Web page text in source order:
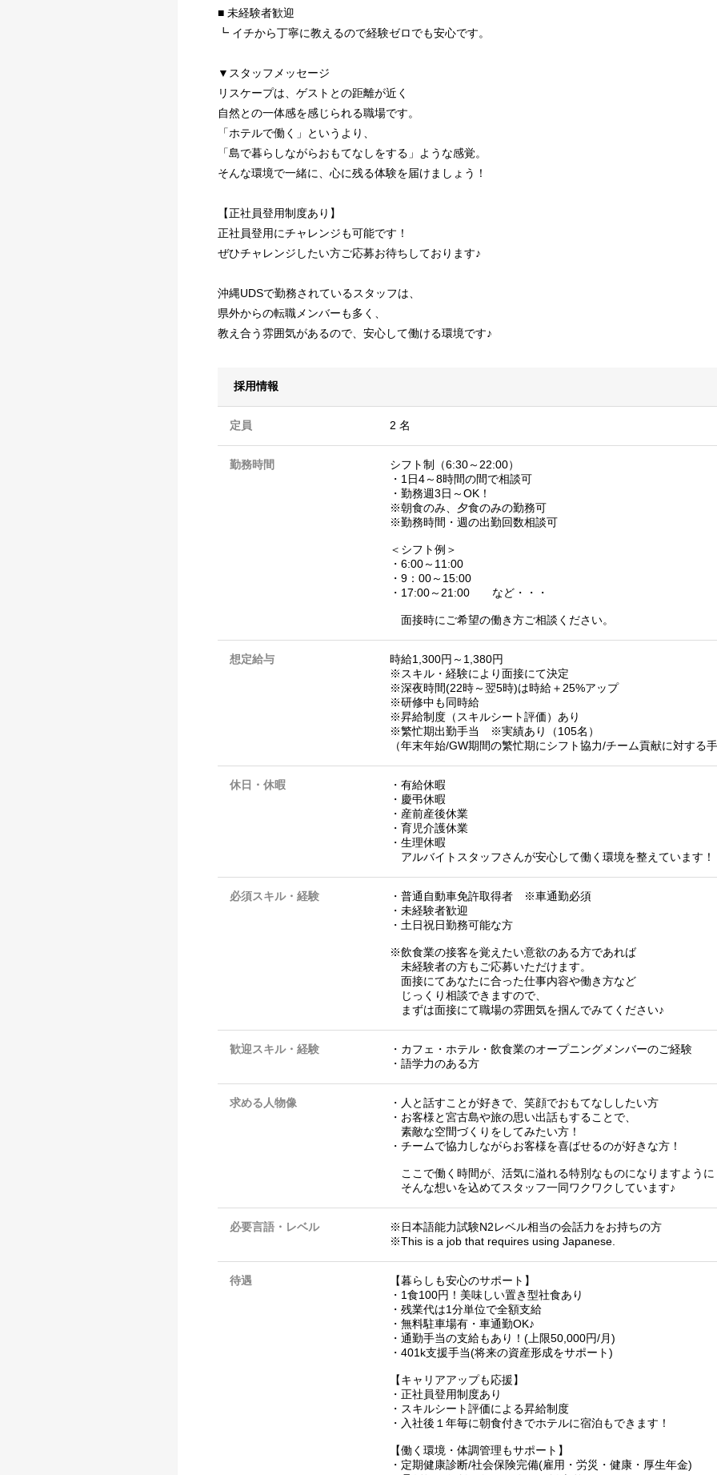
■ 未経験者歓迎
┗ イチから丁寧に教えるので経験ゼロでも安心です。
▼スタッフメッセージ
リスケープは、ゲストとの距離が近く
自然との一体感を感じられる職場です。
「ホテルで働く」というより、
「島で暮らしながらおもてなしをする」ような感覚。
そんな環境で一緒に、心に残る体験を届けましょう！
【正社員登用制度あり】
正社員登用にチャレンジも可能です！
ぜひチャレンジしたい方ご応募お待ちしております♪
沖縄UDSで勤務されているスタッフは、
県外からの転職メンバーも多く、
教え合う雰囲気があるので、安心して働ける環境です♪
採用情報
定員 2 名
勤務時間
シフト制（6:30～22:00）
・1日4～8時間の間で相談可
・勤務週3日～OK！
※朝食のみ、夕食のみの勤務可
※勤務時間・週の出勤回数相談可
＜シフト例＞
・6:00～11:00
・9：00～15:00
・17:00～21:00 など・・・
面接時にご希望の働き方ご相談ください。
想定給与
時給1,300円～1,380円
※スキル・経験により面接にて決定
※深夜時間(22時～翌5時)は時給＋25%アップ
※研修中も同時給
※昇給制度（スキルシート評価）あり
※繁忙期出勤手当 ※実績あり（105名）
（年末年始/GW期間の繁忙期にシフト協力/チーム貢献に対する
休日・休暇
・有給休暇
・慶弔休暇
・産前産後休業
・育児介護休業
・生理休暇
アルバイトスタッフさんが安心して働く環境を整えています！
必須スキル・経験
・普通自動車免許取得者 ※車通勤必須
・未経験者歓迎
・土日祝日勤務可能な方
※飲食業の接客を覚えたい意欲のある方であれば
未経験者の方もご応募いただけます。
面接にてあなたに合った仕事内容や働き方など
じっくり相談できますので、
まずは面接にて職場の雰囲気を掴んでみてください♪
歓迎スキル・経験
・カフェ・ホテル・飲食業のオープニングメンバーのご経験
・語学力のある方
求める人物像
・人と話すことが好きで、笑顔でおもてなししたい方
・お客様と宮古島や旅の思い出話もすることで、
素敵な空間づくりをしてみたい方！
・チームで協力しながらお客様を喜ばせるのが好きな方！
ここで働く時間が、活気に溢れる特別なものになりますように
そんな想いを込めてスタッフ一同ワクワクしています♪
必要言語・レベル
※日本語能力試験N2レベル相当の会話力をお持ちの方
※This is a job that requires using Japanese.
待遇
【暮らしも安心のサポート】
・1食100円！美味しい置き型社食あり
・残業代は1分単位で全額支給
・無料駐車場有・車通勤OK♪
・通勤手当の支給もあり！(上限50,000円/月)
・401k支援手当(将来の資産形成をサポート)
【キャリアアップも応援】
・正社員登用制度あり
・スキルシート評価による昇給制度
・入社後１年毎に朝食付きでホテルに宿泊もできます！
【働く環境・体調管理もサポート】
・定期健康診断/社会保険完備(雇用・労災・健康・厚生年金)